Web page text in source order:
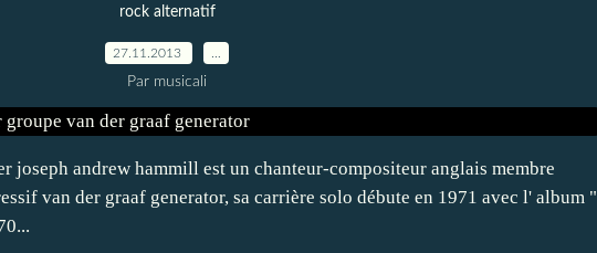
rock alternatif
27.11.2013
Par musicali
joseph andrew hammill est un chanteur-compositeur anglais membre
van der graaf generator, sa carrière solo débute en 1971 avec l' album "